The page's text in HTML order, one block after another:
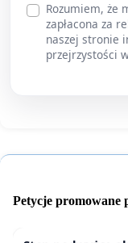
Rozumiem, że
zapłacona za
naszej stronie
przejrzystości
Petycje promowane